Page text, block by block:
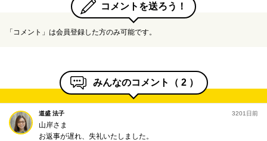
コメントを送ろう！
「コメント」は会員登録した方のみ可能です。
みんなのコメント（ 2 ）
道盛 法子 3201日前
山岸さま
お返事が遅れ、失礼いたしました。